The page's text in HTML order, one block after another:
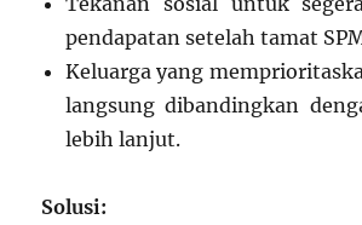
pendapatan setelah tamat
Keluarga yang
langsung dibandingkan
lebih lanjut.
Solusi: